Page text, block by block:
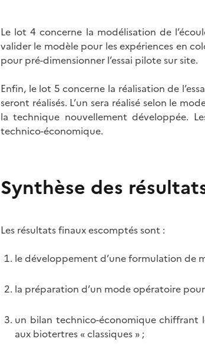
Le lot 4 concerne la modélisation de
valider le modèle pour les expériences en
pour pré-dimensionner l’essai pilote sur site.
Enfin, le lot 5 concerne la réalisation de
seront réalisés. L’un sera réalisé selon le
la technique nouvellement développée.
technico-économique.
Synthèse des
Les résultats finaux escomptés sont :
le développement d’une formulation de
la préparation d’un mode opératoire
un bilan technico-économique
aux biotertres « classiques » ;